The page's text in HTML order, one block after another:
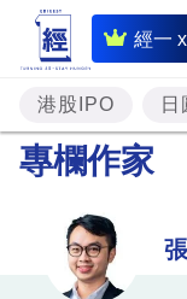
經一
即
時
財
經
港股IPO 日
專欄作家